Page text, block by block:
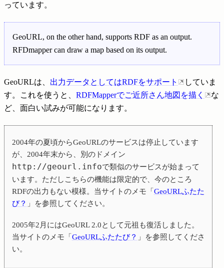
っています。
GeoURL, on the other hand, supports RDF as an output.
RFDmapper can draw a map based on its output.
GeoURLは、 出力データとしてはRDFをサポート
していま
す。これを使うと、 RDFMapperでご近所さん地図を描く
な
ど、面白い試みが可能になります。
2004年の夏頃からGeoURLのサービスは停止しています
が、2004年末から、別のドメイン
http://geourl.infoで類似のサービスが始まって
います。ただしこちらの機能は限定的で、今のところ
RDFの出力もない模様。当サイトのメモ「 GeoURLふたた
び？ 」を参照してください。
2005年2月にはGeoURL 2.0として元祖も復活しました。
当サイトのメモ「 GeoURLふたたび？ 」を参照してくださ
い。